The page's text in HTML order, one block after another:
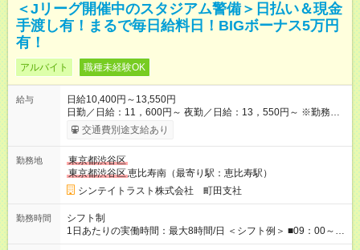
＜Jリーグ開催中のスタジアム警備＞日払い＆現金
手渡し有！まるで毎日給料日！BIGボーナス5万円
有！
アルバイト 職種未経験OK
給与
日給10,400円～13,550円
日勤／日給：11，600円～ 夜勤／日給：13，550円～ ※勤務数
が週2日以下の場合 日勤／日給：10，400円 夜勤／日給：12，
350円 ■交通費別途全額支給 ※規定あり ■支払方法：日払い └日
⇒希望をお聞かせください♪ ■各種資格手当あり ■残業手当あり ■
日給保障あり └早く終わっても”全額”支給！ ・－・－・ ≪ 法定
研修 ≫ 研修時の給与： 日給10，000円×3日間（24時間） ＝研
修費として合計30，000円支給 ＋交通費全額支給 ※規定あり
【試用期間】試用期間なし
交通費別途支給あり
勤務地
東京都渋谷区
東京都渋谷区恵比寿南（最寄り駅：恵比寿駅）
シンテイトラスト株式会社 町田支社
勤務時間
シフト制
1日あたりの実働時間：最大8時間/日 ＜シフト例＞ ■09：00～
18：00 ■20：00～翌5：00 など！ 上記時間内で、 実働8時